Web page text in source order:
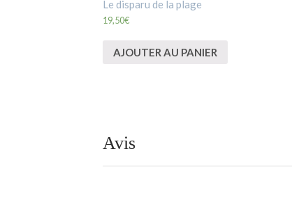
Le disparu de la plage
19,50€
AJOUTER AU PANIER
Avis